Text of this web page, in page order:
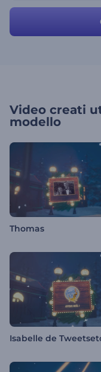
Video creati
modello
Thomas
Isabelle de